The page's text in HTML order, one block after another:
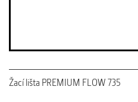
Žací lišta PREMIUM FLOW 735